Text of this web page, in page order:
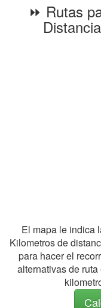
⏩ Rutas
El mapa le indica
Kilometros de
para hacer el
alternativas de